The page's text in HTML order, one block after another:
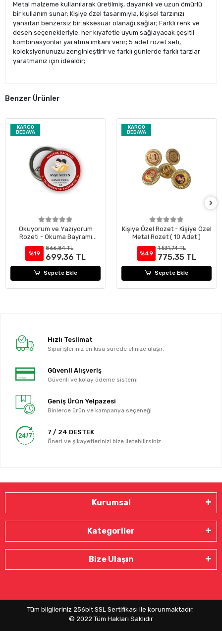
Metal malzeme kullanılarak üretilmiş, dayanıklı ve uzun ömürlü
bir kullanım sunar; Kişiye özel tasarımıyla, kişisel tarzınızı
yansıtan benzersiz bir aksesuar olanağı sağlar; Farklı renk ve
desen seçenekleriyle, her kıyafetle uyum sağlayacak çeşitli
kombinasyonlar yaratma imkanı verir; 5 adet rozet seti,
koleksiyonunuzu zenginleştirir ve farklı günlerde farklı tarzlar
yaratmanız için idealdir;
Benzer Ürünler
KARGO
BEDAVA
Okuyorum ve Yazıyorum
Rozeti - Okuma Bayramı
Rozeti ( 24 Adet )
%19
866,84 TL
699,36 TL
Sepete Ekle
KARGO
BEDAVA
Kişiye Özel Rozet - Kişiye Özel
Metal Rozet ( 10 Adet )
%49
1.531,74 TL
775,35 TL
Sepete Ekle
Hızlı Teslimat
Siparişleriniz en kısa sürede elinize ulaşır.
Güvenli Alışveriş
Güvenli ve kolay ödeme sistemi
Geniş Ürün Yelpazesi
Binlerce ürün ve kampanya seçeneği
7 / 24 DESTEK
Öneri ve şikayetlerinizi bize iletebilirsiniz.
Kurumsal
Kategoriler
Bize Ulaşın
Tüm bilgileriniz 256bit SSL Sertifikası ile korunmaktadır.
© 2022 Tüm Hakları Saklıdır